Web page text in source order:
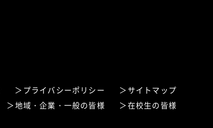
プライバシーポリシー
サイトマップ
地域・企業・一般の皆様 在校生の皆様